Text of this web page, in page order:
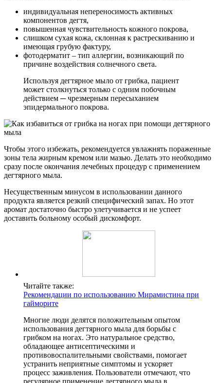
индивидуальная непереносимость активных
компонентов дегтя,
повышенная чувствительность кожного покрова,
слишком сухая кожа, склонная к растрескиванию и
имеющая грубую фактуру,
фотодерматит – тип аллергии, возникающий по
причине воздействия солнечного света.
Используя дегтярное мыло от грибка, пациент
может столкнуться только с одним побочным
действием ─ чрезмерным пересыханием
эпидермального покрова.
Чтобы этого избежать, рекомендуется увлажнять пораженные
зоны тела жирным кремом или мазью. Делать это необходимо
сразу после окончания лечебных процедур с применением
дегтярного мыла.
Несущественным минусом в использовании данного
продукта является резкий специфический запах. Но этот
аромат достаточно быстро улетучивается и не успеет
доставить больному особый дискомфорт.
Читайте также:
Рекомендации по использованию Мирамистина при
гайморите
Многие люди делятся положительным опытом
использования дегтярного мыла для борьбы с
грибком на ногах. Это натуральное средство,
обладающее антисептическими и
противовоспалительными свойствами, помогает
устранить неприятные симптомы и ускоряет
процесс заживления. Пользователи отмечают, что